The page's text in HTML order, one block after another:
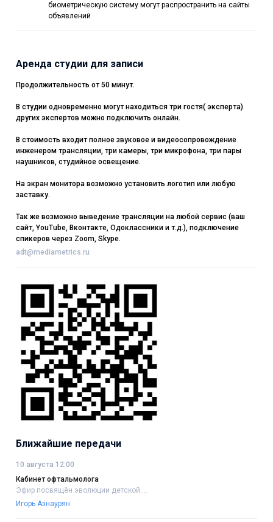
биометрическую систему могут распространить на сайты
объявлений
Аренда студии для записи
Продолжительность от 50 минут.
В студии одновременно могут находиться три гостя( эксперта)
других экспертов можно подключить онлайн.
В стоимость входит полное звуковое и видеосопровождение
инженером трансляции, три камеры, три микрофона, три пары
наушников, студийное освещение.
На экран монитора возможно установить логотип или любую
заставку.
Так же возможно выведение трансляции на любой сервис (ваш
сайт, YouTube, Вконтакте, Одоклассники и т.д.), подключение
спикеров через Zoom, Skype.
adt@mediametrics.ru
Ближайшие передачи
10 августа 12:00
Кабинет офтальмолога
Эфир посвящён эволюции детской....
Игорь Азнаурян